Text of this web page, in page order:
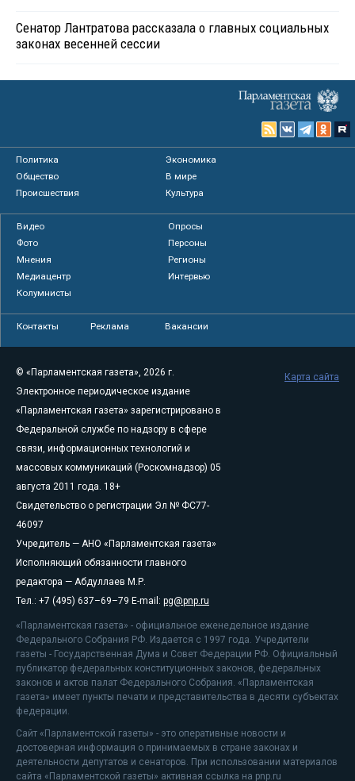
Сенатор Лантратова рассказала о главных социальных
законах весенней сессии
Политика
Экономика
Общество
В мире
Происшествия
Культура
Видео
Опросы
Фото
Персоны
Мнения
Регионы
Медиацентр
Интервью
Колумнисты
Контакты Реклама Вакансии
© «Парламентская газета», 2026 г.
Электронное периодическое издание
«Парламентская газета» зарегистрировано в
Федеральной службе по надзору в сфере
связи, информационных технологий и
массовых коммуникаций (Роскомнадзор) 05
августа 2011 года. 18+
Свидетельство о регистрации Эл № ФС77-
46097
Учредитель — АНО «Парламентская газета»
Исполняющий обязанности главного
редактора — Абдуллаев М.Р.
Тел.: +7 (495) 637–69–79 E-mail: pg@pnp.ru
«Парламентская газета» - официальное еженедельное издание
Федерального Собрания РФ. Издается с 1997 года. Учредители
газеты - Государственная Дума и Совет Федерации РФ. Официальный
публикатор федеральных конституционных законов, федеральных
законов и актов палат Федерального Собрания. «Парламентская
газета» имеет пункты печати и представительства в десяти субъектах
федерации.
Сайт «Парламентской газеты» - это оперативные новости и
достоверная информация о принимаемых в стране законах и
деятельности депутатов и сенаторов. При использовании материалов
сайта «Парламентской газеты» активная ссылка на pnp.ru
Карта сайта